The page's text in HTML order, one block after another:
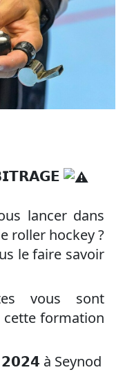
lancer dans
roller hockey ?
le faire savoir
vous sont
cette formation
à Seynod